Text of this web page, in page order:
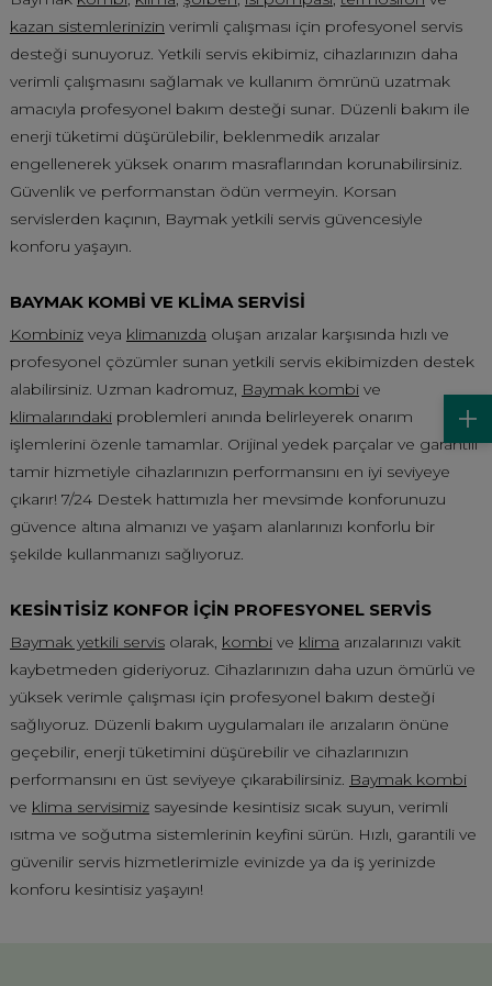
kazan sistemlerinizin verimli çalışması için profesyonel servis
desteği sunuyoruz. Yetkili servis ekibimiz, cihazlarınızın daha
verimli çalışmasını sağlamak ve kullanım ömrünü uzatmak
amacıyla profesyonel bakım desteği sunar. Düzenli bakım ile
enerji tüketimi düşürülebilir, beklenmedik arızalar
engellenerek yüksek onarım masraflarından korunabilirsiniz.
Güvenlik ve performanstan ödün vermeyin. Korsan
servislerden kaçının, Baymak yetkili servis güvencesiyle
konforu yaşayın.
BAYMAK KOMBİ VE KLİMA SERVİSİ
Kombinizveya klimanızda oluşan arızalar karşısında hızlı ve
profesyonel çözümler sunan yetkili servis ekibimizden destek
alabilirsiniz. Uzman kadromuz, Baymak kombive
klimalarındakiproblemleri anında belirleyerek onarım
işlemlerini özenle tamamlar. Orijinal yedek parçalar ve garantili
tamir hizmetiyle cihazlarınızın performansını en iyi seviyeye
çıkarır! 7/24 Destek hattımızla her mevsimde konforunuzu
güvence altına almanızı ve yaşam alanlarınızı konforlu bir
şekilde kullanmanızı sağlıyoruz.
KESİNTİSİZ KONFOR İÇİN PROFESYONEL SERVİS
Baymak yetkili servisolarak, kombive klima arızalarınızı vakit
kaybetmeden gideriyoruz. Cihazlarınızın daha uzun ömürlü ve
yüksek verimle çalışması için profesyonel bakım desteği
sağlıyoruz. Düzenli bakım uygulamaları ile arızaların önüne
geçebilir, enerji tüketimini düşürebilir ve cihazlarınızın
performansını en üst seviyeye çıkarabilirsiniz. Baymak kombi
ve klima servisimizsayesinde kesintisiz sıcak suyun, verimli
ısıtma ve soğutma sistemlerinin keyfini sürün. Hızlı, garantili ve
güvenilir servis hizmetlerimizle evinizde ya da iş yerinizde
konforu kesintisiz yaşayın!